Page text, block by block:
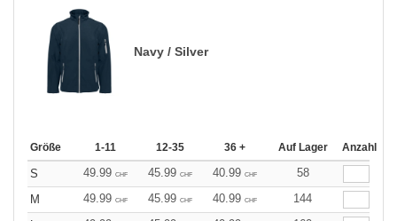
Navy / Silver
Größe 1-11 12-35 36 + Auf Lager Anzahl
S 49.99 CHF 45.99 CHF 40.99 CHF
58
M
49.99 CHF 45.99 CHF 40.99 CHF
144